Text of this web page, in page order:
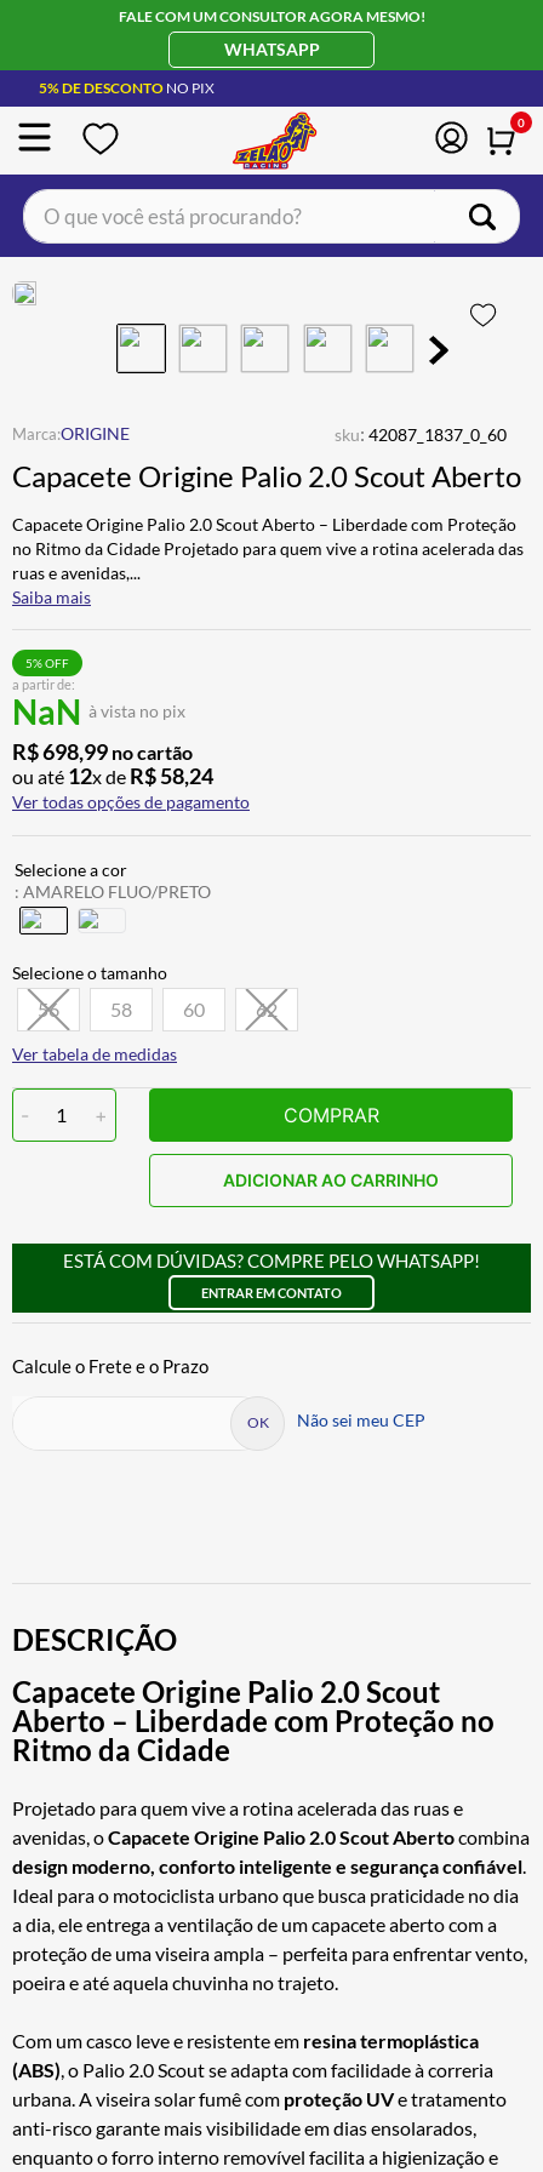
FALE COM UM CONSULTOR AGORA MESMO!
WHATSAPP
5% DE DESCONTO NO PIX
0
O que você está procurando?
ORIGINE sku: 42087_1837_0_60
Capacete Origine Palio 2.0 Scout Aberto
Capacete Origine Palio 2.0 Scout Aberto – Liberdade com Proteção
no Ritmo da Cidade Projetado para quem vive a rotina acelerada das
ruas e avenidas,...
Saiba mais
a partir de:
NaN à vista no pix
5% OFF
R$698,99 no cartão
ou até 12x de R$58,24
Ver todas opções de pagamento
: AMARELO FLUO/PRETO
56 58 60 62
Ver tabela de medidas
- 1 + COMPRAR
ADICIONAR AO CARRINHO
ESTÁ COM DÚVIDAS? COMPRE PELO WHATSAPP!
ENTRAR EM CONTATO
Não sei meu CEP
DESCRIÇÃO
Capacete Origine Palio 2.0 Scout
Aberto – Liberdade com Proteção no
Ritmo da Cidade
Projetado para quem vive a rotina acelerada das ruas e
avenidas, oCapacete Origine Palio 2.0 Scout Abertocombina
design moderno, conforto inteligente e segurança confiável.
Ideal para o motociclista urbano que busca praticidade no dia
a dia, ele entrega a ventilação de um capacete aberto com a
proteção de uma viseira ampla – perfeita para enfrentar vento,
poeira e até aquela chuvinha no trajeto.
Com um casco leve e resistente em resina termoplástica
(ABS), o Palio 2.0 Scout se adapta com facilidade à correria
urbana. A viseira solar fumê com proteção UVe tratamento
anti-risco garante mais visibilidade em dias ensolarados,
enquanto o forro interno removível facilita a higienização e
BOTA
4º ÓCULOS SOLAR
5º LUVA
6º BAU
7º ALPINESTAR
8º AIROH
9º
10º